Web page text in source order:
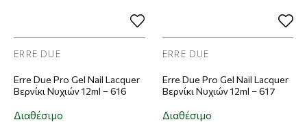
ERRE DUE
Erre Due Pro Gel Nail Lacquer
Βερνίκι Νυχιών 12ml – 616
Διαθέσιμο
ERRE DUE
Erre Due Pro Gel Nail Lacquer
Βερνίκι Νυχιών 12ml – 617
Διαθέσιμο